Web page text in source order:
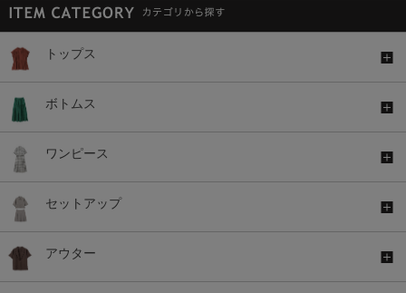
トップス
ボトムス
ワンピース
セットアップ
アウター